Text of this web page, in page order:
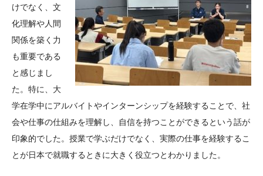
けでなく、文
化理解や人間
関係を築く力
も重要である
と感じまし
た。特に、大
学在学中にアルバイトやインターンシップを経験することで、社
会や仕事の仕組みを理解し、自信を持つことができるという話が
印象的でした。授業で学ぶだけでなく、実際の仕事を経験するこ
とが日本で就職するときに大きく役立つとわかりました。